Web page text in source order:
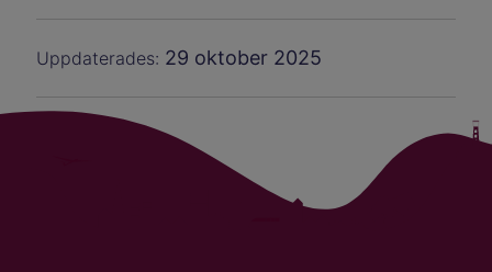
Uppdaterades: 29 oktober 2025